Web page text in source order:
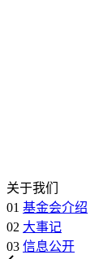
关于我们
01 基金会介绍
02 大事记
03 信息公开